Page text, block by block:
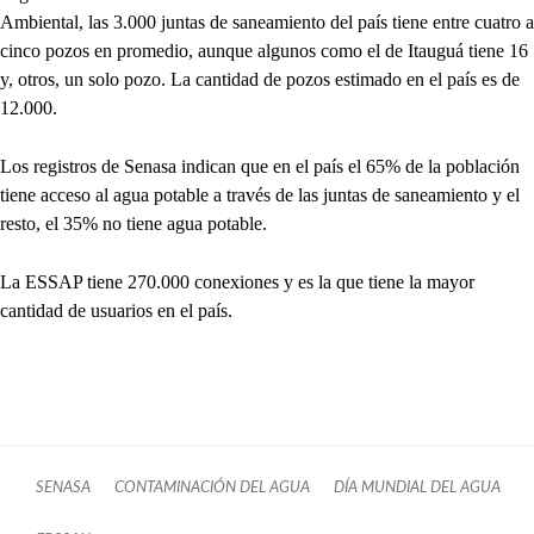
Ambiental, las 3.000 juntas de saneamiento del país tiene entre cuatro a
cinco pozos en promedio, aunque algunos como el de Itauguá tiene 16
y, otros, un solo pozo. La cantidad de pozos estimado en el país es de
12.000.
Los registros de Senasa indican que en el país el 65% de la población
tiene acceso al agua potable a través de las juntas de saneamiento y el
resto, el 35% no tiene agua potable.
La ESSAP tiene 270.000 conexiones y es la que tiene la mayor
cantidad de usuarios en el país.
SENASA CONTAMINACIÓN DEL AGUA DÍA MUNDIAL DEL AGUA